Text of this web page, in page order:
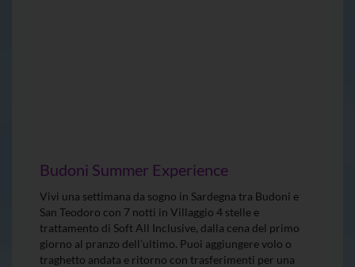
Budoni Summer Experience
Vivi una settimana da sogno in Sardegna tra Budoni e
San Teodoro con 7 notti in Villaggio 4 stelle e
trattamento di Soft All Inclusive, dalla cena del primo
giorno al pranzo dell’ultimo. Puoi aggiungere volo o
traghetto andata e ritorno con trasferimenti per una